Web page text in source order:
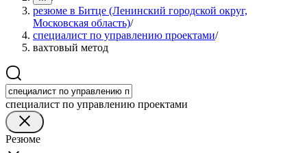
резюме в Битце (Ленинский городской округ,
Московская область)/
специалист по управлению проектами/
вахтовый метод
специалист по управлению проектами
Резюме